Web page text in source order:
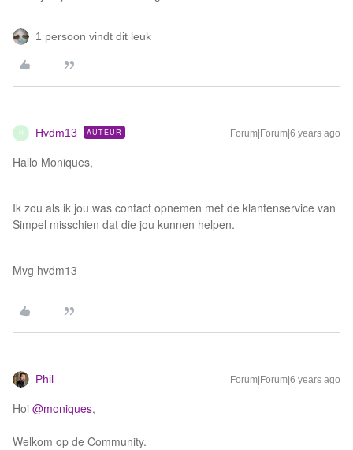
1 persoon vindt dit leuk
H Hvdm13 AUTEUR Forum|Forum|6 years ago
Hallo Moniques,
Ik zou als ik jou was contact opnemen met de klantenservice van
Simpel misschien dat die jou kunnen helpen.
Mvg hvdm13
Phil Forum|Forum|6 years ago
Hoi @moniques,
Welkom op de Community.